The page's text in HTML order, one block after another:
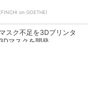
on GOETHE)
スク不足を3Dプリンタ
マスクを開発